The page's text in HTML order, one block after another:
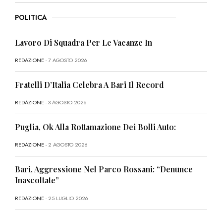
POLITICA
Lavoro Di Squadra Per Le Vacanze In
REDAZIONE- 7 AGOSTO 2026
Fratelli D’Italia Celebra A Bari Il Record
REDAZIONE- 3 AGOSTO 2026
Puglia, Ok Alla Rottamazione Dei Bolli Auto:
REDAZIONE- 2 AGOSTO 2026
Bari, Aggressione Nel Parco Rossani: “Denunce
Inascoltate”
REDAZIONE- 25 LUGLIO 2026